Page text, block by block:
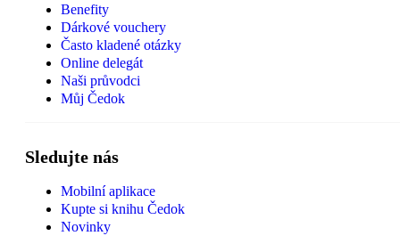
Benefity
Dárkové vouchery
Často kladené otázky
Online delegát
Naši průvodci
Můj Čedok
Sledujte nás
Mobilní aplikace
Kupte si knihu Čedok
Novinky